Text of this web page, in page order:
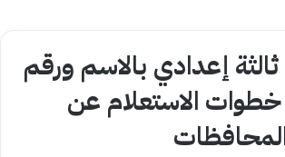
ثالثة إعدادي بالاسم ورقم
الاستعلام عن
المحافظات